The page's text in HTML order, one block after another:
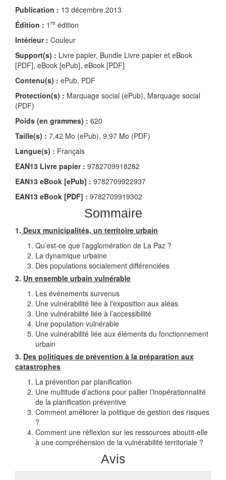
Publication : 13 décembre 2013
Édition : 1 re édition
Intérieur : Couleur
Support(s) : Livre papier, Bundle Livre papier et eBook
[PDF], eBook [ePub], eBook [PDF]
Contenu(s) : ePub, PDF
Protection(s) : Marquage social (ePub), Marquage social
(PDF)
Poids (en grammes) : 620
Taille(s) : 7,42 Mo (ePub), 9,97 Mo (PDF)
Langue(s) : Français
EAN13 Livre papier : 9782709918282
EAN13 eBook [ePub] : 9782709922937
EAN13 eBook [PDF] : 9782709919302
Sommaire
1. Deux municipalités, un territoire urbain
Qu’est-ce que l’agglomération de La Paz ?
La dynamique urbaine
Des populations socialement différenciées
2. Un ensemble urbain vulnérable
Les événements survenus
Une vulnérabilité liée à l’exposition aux aléas
Une vulnérabilité liée à l’accessibilité
Une population vulnérable
Une vulnérabilité liée aux éléments du fonctionnement
urbain
3. Des politiques de prévention à la préparation aux
catastrophes
La prévention par planification
Une multitude d’actions pour pallier l’inopérationnalité
de la planification préventive
Comment améliorer la politique de gestion des risques
?
Comment une réflexion sur les ressources aboutit-elle
à une compréhension de la vulnérabilité territoriale ?
Avis